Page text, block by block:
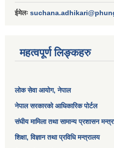
ईमेलः
महत्वपूर्ण लिङ्कहरु
लोक सेवा आयोग, नेपाल
नेपाल सरकारको आधिकारिक पोर्टल
संघीय मामिला तथा सामान्य प्रशासन
शिक्षा, विज्ञान तथा प्रविधि मन्त्रालय